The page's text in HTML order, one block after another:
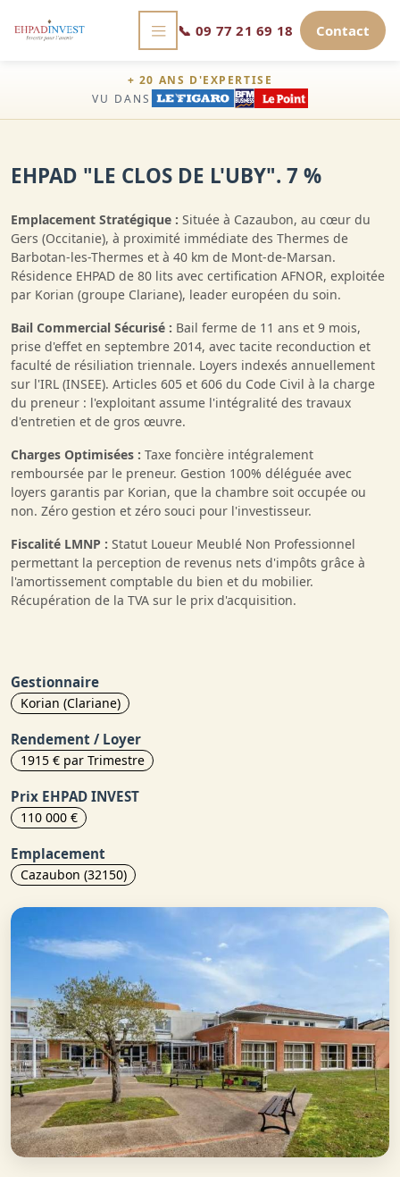
📞 09 77 21 69 18 Contact
+ 20 ANS D'EXPERTISE
VU DANS
EHPAD "LE CLOS DE L'UBY". 7 %
Emplacement Stratégique : Située à Cazaubon, au cœur du
Gers (Occitanie), à proximité immédiate des Thermes de
Barbotan-les-Thermes et à 40 km de Mont-de-Marsan.
Résidence EHPAD de 80 lits avec certification AFNOR, exploitée
par Korian (groupe Clariane), leader européen du soin.
Bail Commercial Sécurisé : Bail ferme de 11 ans et 9 mois,
prise d'effet en septembre 2014, avec tacite reconduction et
faculté de résiliation triennale. Loyers indexés annuellement
sur l'IRL (INSEE). Articles 605 et 606 du Code Civil à la charge
du preneur : l'exploitant assume l'intégralité des travaux
d'entretien et de gros œuvre.
Charges Optimisées : Taxe foncière intégralement
remboursée par le preneur. Gestion 100% déléguée avec
loyers garantis par Korian, que la chambre soit occupée ou
non. Zéro gestion et zéro souci pour l'investisseur.
Fiscalité LMNP : Statut Loueur Meublé Non Professionnel
permettant la perception de revenus nets d'impôts grâce à
l'amortissement comptable du bien et du mobilier.
Récupération de la TVA sur le prix d'acquisition.
Gestionnaire
Korian (Clariane)
Rendement / Loyer
1915 € par Trimestre
Prix EHPAD INVEST
110 000 €
Emplacement
Cazaubon (32150)